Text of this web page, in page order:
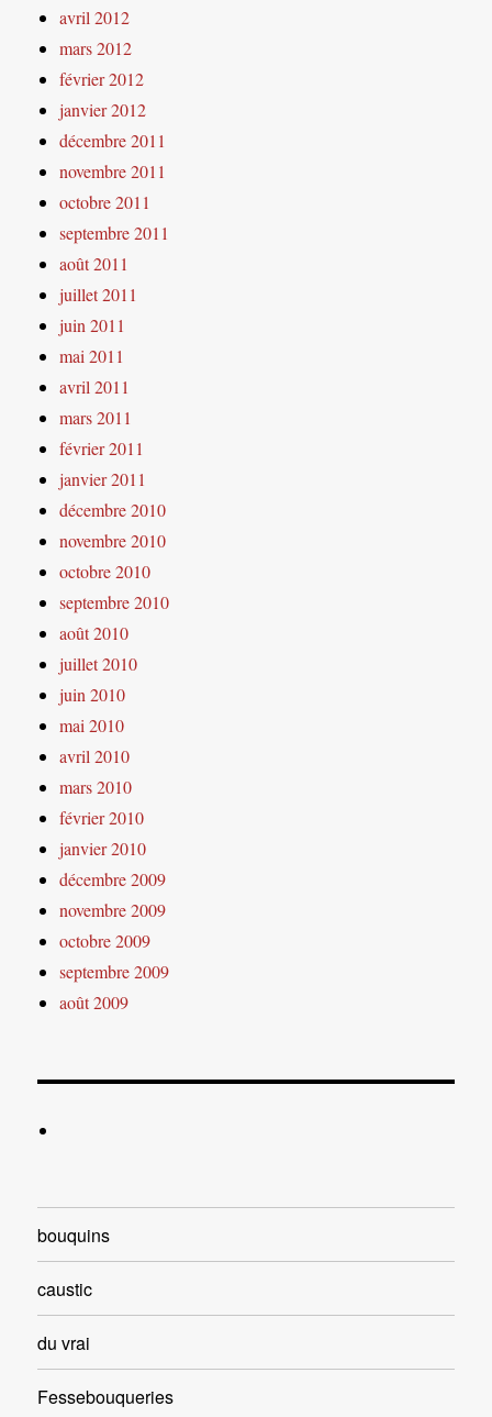
avril 2012
mars 2012
février 2012
janvier 2012
décembre 2011
novembre 2011
octobre 2011
septembre 2011
août 2011
juillet 2011
juin 2011
mai 2011
avril 2011
mars 2011
février 2011
janvier 2011
décembre 2010
novembre 2010
octobre 2010
septembre 2010
août 2010
juillet 2010
juin 2010
mai 2010
avril 2010
mars 2010
février 2010
janvier 2010
décembre 2009
novembre 2009
octobre 2009
septembre 2009
août 2009
bouquins
caustic
du vrai
Fessebouqueries